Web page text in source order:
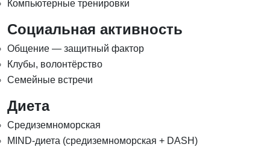
Компьютерные тренировки
Социальная активность
Общение — защитный фактор
Клубы, волонтёрство
Семейные встречи
Диета
Средиземноморская
MIND-диета (средиземноморская + DASH)